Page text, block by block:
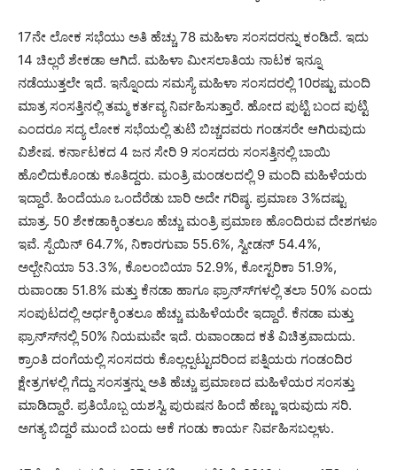
17ನೇ ಲೋಕ ಸಭೆಯು ಅತಿ ಹೆಚ್ಚು 78 ಮಹಿಳಾ ಸಂಸದರನ್ನು ಕಂಡಿದೆ. ಇದು
14 ಚಿಲ್ಲರೆ ಶೇಕಡಾ ಆಗಿದೆ. ಮಹಿಳಾ ಮೀಸಲಾತಿಯ ನಾಟಕ ಇನ್ನೂ
ನಡೆಯುತ್ತಲೇ ಇದೆ. ಇನ್ನೊಂದು ಸಮಸ್ಯೆ ಮಹಿಳಾ ಸಂಸದರಲ್ಲಿ 10ರಷ್ಟು ಮಂದಿ
ಮಾತ್ರ ಸಂಸತ್ತಿನಲ್ಲಿ ತಮ್ಮ ಕರ್ತವ್ಯ ನಿರ್ವಹಿಸುತ್ತಾರೆ. ಹೋದ ಪುಟ್ಟಿ ಬಂದ ಪುಟ್ಟಿ
ಎಂದರೂ ಸದ್ಯ ಲೋಕ ಸಭೆಯಲ್ಲಿ ತುಟಿ ಬಿಚ್ಚದವರು ಗಂಡಸರೇ ಆಗಿರುವುದು
ವಿಶೇಷ. ಕರ್ನಾಟಕದ 4 ಜನ ಸೇರಿ 9 ಸಂಸದರು ಸಂಸತ್ತಿನಲ್ಲಿ ಬಾಯಿ
ಹೊಲಿದುಕೊಂಡು ಕೂತಿದ್ದರು. ಮಂತ್ರಿ ಮಂಡಲದಲ್ಲಿ 9 ಮಂದಿ ಮಹಿಳೆಯರು
ಇದ್ದಾರೆ. ಹಿಂದೆಯೂ ಒಂದೆರೆಡು ಬಾರಿ ಅದೇ ಗರಿಷ್ಠ. ಪ್ರಮಾಣ 3%ದಷ್ಟು
ಮಾತ್ರ. 50 ಶೇಕಡಾಕ್ಕಿಂತಲೂ ಹೆಚ್ಚು ಮಂತ್ರಿ ಪ್ರಮಾಣ ಹೊಂದಿರುವ ದೇಶಗಳೂ
ಇವೆ. ಸ್ಪೆಯಿನ್ 64.7%, ನಿಕಾರಗುವಾ 55.6%, ಸ್ವೀಡನ್ 54.4%,
ಅಲ್ಬೇನಿಯಾ 53.3%, ಕೊಲಂಬಿಯಾ 52.9%, ಕೋಸ್ಟರಿಕಾ 51.9%,
ರುವಾಂಡಾ 51.8% ಮತ್ತು ಕೆನಡಾ ಹಾಗೂ ಫ್ರಾನ್ಸ್‍ಗಳಲ್ಲಿ ತಲಾ 50% ಎಂದು
ಸಂಪುಟದಲ್ಲಿ ಅರ್ಧಕ್ಕಿಂತಲೂ ಹೆಚ್ಚು ಮಹಿಳೆಯರೇ ಇದ್ದಾರೆ. ಕೆನಡಾ ಮತ್ತು
ಫ್ರಾನ್ಸ್‍ನಲ್ಲಿ 50% ನಿಯಮವೇ ಇದೆ. ರುವಾಂಡಾದ ಕತೆ ವಿಚಿತ್ರವಾದುದು.
ಕ್ರಾಂತಿ ದಂಗೆಯಲ್ಲಿ ಸಂಸದರು ಕೊಲ್ಲಲ್ಪಟ್ಟುದರಿಂದ ಪತ್ನಿಯರು ಗಂಡಂದಿರ
ಕ್ಷೇತ್ರಗಳಲ್ಲಿ ಗೆದ್ದು ಸಂಸತ್ತನ್ನು ಅತಿ ಹೆಚ್ಚು ಪ್ರಮಾಣದ ಮಹಿಳೆಯರ ಸಂಸತ್ತು
ಮಾಡಿದ್ದಾರೆ. ಪ್ರತಿಯೊಬ್ಬ ಯಶಸ್ವಿ ಪುರುಷನ ಹಿಂದೆ ಹೆಣ್ಣು ಇರುವುದು ಸರಿ.
ಅಗತ್ಯ ಬಿದ್ದರೆ ಮುಂದೆ ಬಂದು ಆಕೆ ಗಂಡು ಕಾರ್ಯ ನಿರ್ವಹಿಸಬಲ್ಲಳು.